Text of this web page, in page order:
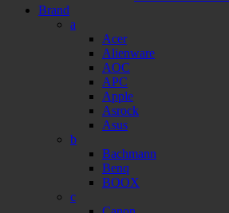
Brand
a
Acer
Alienware
AOC
APC
Apple
Asrock
Asus
b
Bachmann
Benq
BOOX
c